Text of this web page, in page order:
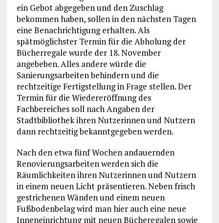
ein Gebot abgegeben und den Zuschlag
bekommen haben, sollen in den nächsten Tagen
eine Benachrichtigung erhalten. Als
spätmöglichster Termin für die Abholung der
Bücherregale wurde der 18. November
angebeben. Alles andere würde die
Sanierungsarbeiten behindern und die
rechtzeitige Fertigstellung in Frage stellen. Der
Termin für die Wiedereröffnung des
Fachbereiches soll nach Angaben der
Stadtbibliothek ihren Nutzerinnen und Nutzern
dann rechtzeitig bekanntgegeben werden.
Nach den etwa fünf Wochen andauernden
Renovierungsarbeiten werden sich die
Räumlichkeiten ihren Nutzerinnen und Nutzern
in einem neuen Licht präsentieren. Neben frisch
gestrichenen Wänden und einem neuen
Fußbodenbelag wird man hier auch eine neue
Inneneinrichtung mit neuen Bücheregalen sowie